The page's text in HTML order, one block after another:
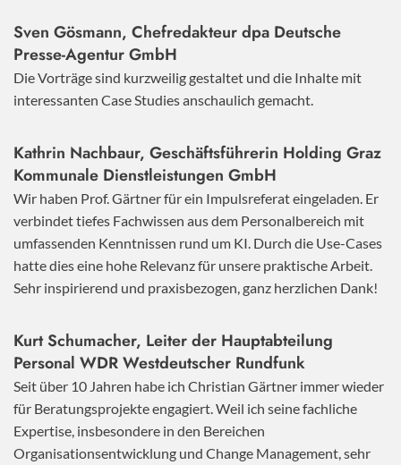
Sven Gösmann, Chefredakteur dpa Deutsche
Presse-Agentur GmbH
Die Vorträge sind kurzweilig gestaltet und die Inhalte mit
interessanten Case Studies anschaulich gemacht.
Kathrin Nachbaur, Geschäftsführerin Holding Graz
Kommunale Dienstleistungen GmbH
Wir haben Prof. Gärtner für ein Impulsreferat eingeladen. Er
verbindet tiefes Fachwissen aus dem Personalbereich mit
umfassenden Kenntnissen rund um KI. Durch die Use-Cases
hatte dies eine hohe Relevanz für unsere praktische Arbeit.
Sehr inspirierend und praxisbezogen, ganz herzlichen Dank!
Kurt Schumacher, Leiter der Hauptabteilung
Personal WDR Westdeutscher Rundfunk
Seit über 10 Jahren habe ich Christian Gärtner immer wieder
für Beratungsprojekte engagiert. Weil ich seine fachliche
Expertise, insbesondere in den Bereichen
Organisationsentwicklung und Change Management, sehr